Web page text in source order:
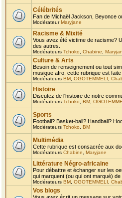
Célébrités
Fan de Michaël Jackson, Beyonce
ModérateurMaryjane
Racisme & Mixité
Vous avez été victime de racisme?
des autres.
Modérateurs Tchoko Chabine
Culture & Arts
Besoin de renseignement ou tout
musique afro, cette rubrique est faite
Modérateurs BM OGOTEMMELI
Histoire
Discutez de l'histoire de notre
Modérateurs Tchoko BM
Sports
Football? Basket-ball? Handball?
Modérateurs Tchoko BM
Multimédia
Cette rubrique est consacrée aux
Modérateurs Chabine Maryjane
Littérature Négro-africaine
Pour débattre et échanger sur les
qui marquent (ou qui ont marqué) de
Modérateurs BM OGOTEMMELI
Vos blogs